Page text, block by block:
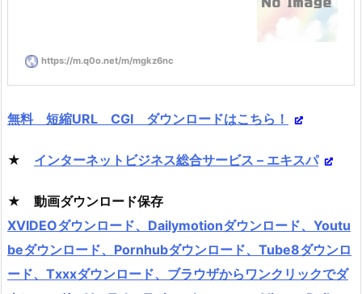
https://m.q0o.net/m/mgkz6nc
無料 短縮URL CGI ダウンロードはこちら！
★ インターネットビジネス総合サービス – エキスパ
★ 動画ダウンロード保存
XVIDEOダウンロード、Dailymotionダウンロード、Youtu
beダウンロード、Pornhubダウンロード、Tube8ダウンロ
ード、Txxxダウンロード、ブラウザからワンクリックでダ